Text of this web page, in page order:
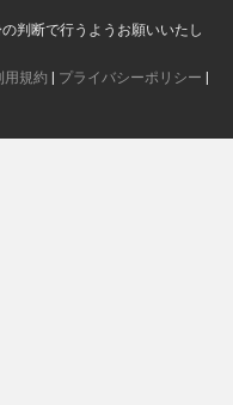
判断で行うようお願いいたし
用規約 | プライバシーポリシー |